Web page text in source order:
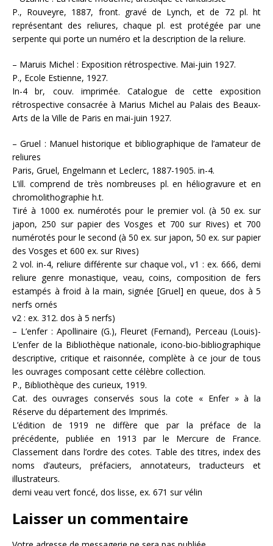
P., Rouveyre, 1887, front. gravé de Lynch, et de 72 pl. ht
représentant des reliures, chaque pl. est protégée par une
serpente qui porte un numéro et la description de la reliure.
– Maruis Michel : Exposition rétrospective. Mai-juin 1927.
P., Ecole Estienne, 1927.
In-4 br, couv. imprimée. Catalogue de cette exposition
rétrospective consacrée à Marius Michel au Palais des Beaux-
Arts de la Ville de Paris en mai-juin 1927.
– Gruel : Manuel historique et bibliographique de l’amateur de
reliures
Paris, Gruel, Engelmann et Leclerc, 1887-1905. in-4.
L’ill. comprend de très nombreuses pl. en héliogravure et en
chromolithographie h.t.
Tiré à 1000 ex. numérotés pour le premier vol. (à 50 ex. sur
japon, 250 sur papier des Vosges et 700 sur Rives) et 700
numérotés pour le second (à 50 ex. sur japon, 50 ex. sur papier
des Vosges et 600 ex. sur Rives)
2 vol. in-4, reliure différente sur chaque vol., v1 : ex. 666, demi
reliure genre monastique, veau, coins, composition de fers
estampés à froid à la main, signée [Gruel] en queue, dos à 5
nerfs ornés
v2 : ex. 312. dos à 5 nerfs)
– L’enfer : Apollinaire (G.), Fleuret (Fernand), Perceau (Louis)-
L’enfer de la Bibliothèque nationale, icono-bio-bibliographique
descriptive, critique et raisonnée, complète à ce jour de tous
les ouvrages composant cette célèbre collection.
P., Bibliothèque des curieux, 1919.
Cat. des ouvrages conservés sous la cote « Enfer » à la
Réserve du département des Imprimés.
L’édition de 1919 ne diffère que par la préface de la
précédente, publiée en 1913 par le Mercure de France.
Classement dans l’ordre des cotes. Table des titres, index des
noms d’auteurs, préfaciers, annotateurs, traducteurs et
illustrateurs.
demi veau vert foncé, dos lisse, ex. 671 sur vélin
Laisser un commentaire